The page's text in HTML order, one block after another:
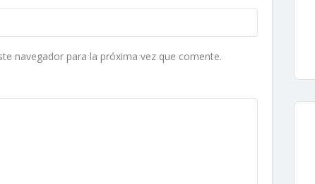
navegador para la próxima vez que comente.